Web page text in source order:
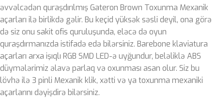
əvvəlcədən quraşdırılmış Gateron Brown Toxunma Mexanik
açarları ilə birlikdə gəlir. Bu keçid yüksək səsli deyil, ona görə
də siz onu sakit ofis quruluşunda, eləcə də oyun
quraşdırmanızda istifadə edə bilərsiniz. Barebone klaviatura
açarları arxa işıqlı RGB SMD LED-ə uyğundur, beləliklə ABS
düymələrimiz əlavə parlaq və oxunması asan olur. Siz bu
lövhə ilə 3 pinli Mexanik klik, xətti və ya toxunma mexaniki
açarlarını dəyişdirə bilərsiniz.